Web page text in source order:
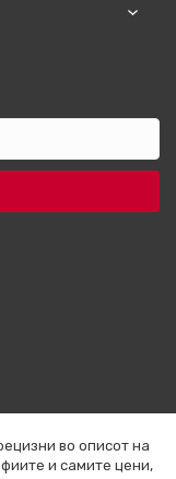
во описот на
и самите цени,